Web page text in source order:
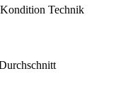
Kondition Technik